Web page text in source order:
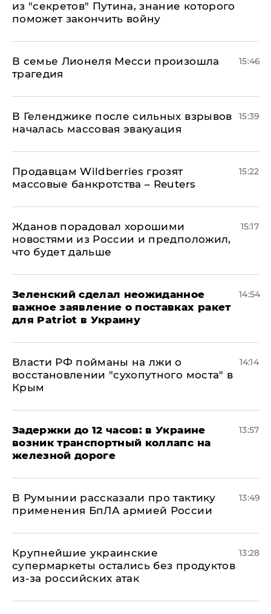
из "секретов" Путина, знание которого
поможет закончить войну
В семье Лионеля Месси произошла
трагедия
15:46
В Геленджике после сильных взрывов
началась массовая эвакуация
15:39
Продавцам Wildberries грозят
массовые банкротства – Reuters
15:22
Жданов порадовал хорошими
новостями из России и предположил,
что будет дальше
15:17
Зеленский сделал неожиданное
важное заявление о поставках ракет
для Patriot в Украину
14:54
Власти РФ пойманы на лжи о
восстановлении "сухопутного моста" в
Крым
14:14
Задержки до 12 часов: в Украине
возник транспортный коллапс на
железной дороге
13:57
В Румынии рассказали про тактику
применения БпЛА армией России
13:49
Крупнейшие украинские
супермаркеты остались без продуктов
из-за российских атак
13:28